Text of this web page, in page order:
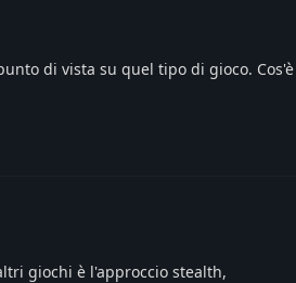
di vista su quel tipo di gioco.
giochi è l'approccio stealth,